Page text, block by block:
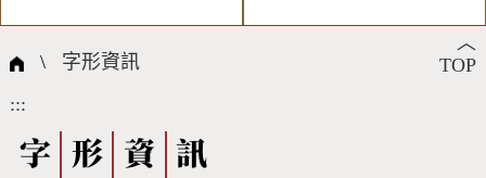
國際字碼相關組織
筆畫查詢
筆順序查詢
全字庫授權 轉碼Web Service
個人電腦造字處理工具
字形下載
問題集
熱門查詢統計
︿
TOP
\ 字形資訊
:::
字 形 資
訊